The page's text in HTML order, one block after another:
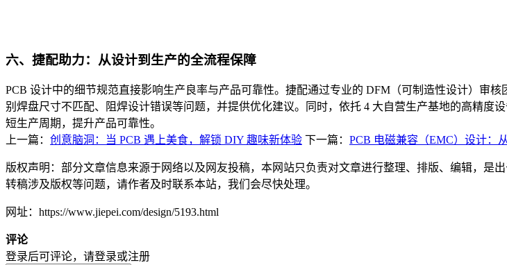
六、捷配助力：从设计到生产的全流程保障
PCB 设计中的细节规范直接影响生产良率与产品可靠性。捷配通过专业的 DFM（可制造性设计）审
别焊盘尺寸不匹配、阻焊设计错误等问题，并提供优化建议。同时，依托 4 大自营生产基地的高精
短生产周期，提升产品可靠性。
上一篇： 创意脑洞：当 PCB 遇上美食，解锁 DIY 趣味新体验 下一篇： PCB 电磁兼容（EMC）设计：
版权声明：部分文章信息来源于网络以及网友投稿，本网站只负责对文章进行整理、排版、编辑，是
转稿涉及版权等问题，请作者及时联系本站，我们会尽快处理。
网址：https://www.jiepei.com/design/5193.html
评论
登录后可评论，请登录或注册